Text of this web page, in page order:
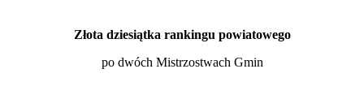
Złota dziesiątka rankingu powiatowego
po dwóch Mistrzostwach Gmin